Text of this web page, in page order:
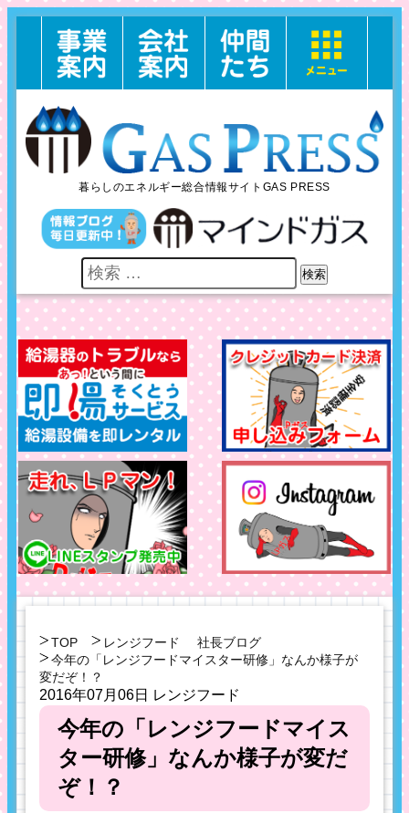
暮らしのエネルギー総合情報サイトGAS PRESS
検索
TOP レンジフード
社長ブログ
今年の「レンジフードマイスター研修」なんか様子が
変だぞ！？
2016年07月06日 レンジフード
今年の「レンジフードマイス
ター研修」なんか様子が変だ
ぞ！？